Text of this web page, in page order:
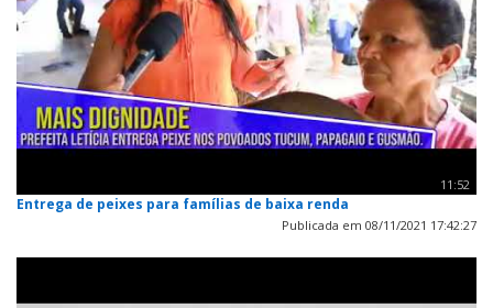
11:52
Entrega de peixes para famílias de baixa renda
Publicada em 08/11/2021 17:42:27